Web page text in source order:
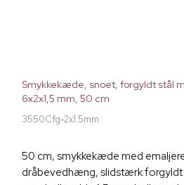
Smykkekæde, snoet, forgyldt stål
6x2x1,5 mm, 50 cm
3550Cfg-2x1.5mm
50 cm, smykkekæde med
dråbevedhæng, slidstærk forgyldt